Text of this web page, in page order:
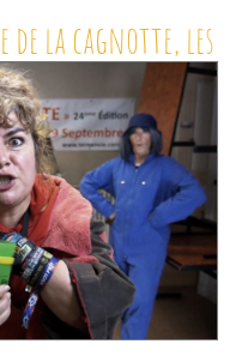
de la cagnotte,les